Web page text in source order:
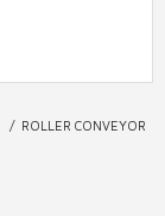
ROLLER CONVEYOR